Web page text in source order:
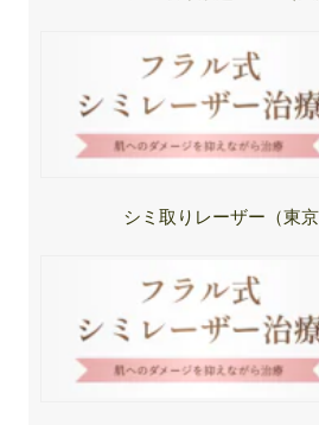
シミ取りレーザー（東京